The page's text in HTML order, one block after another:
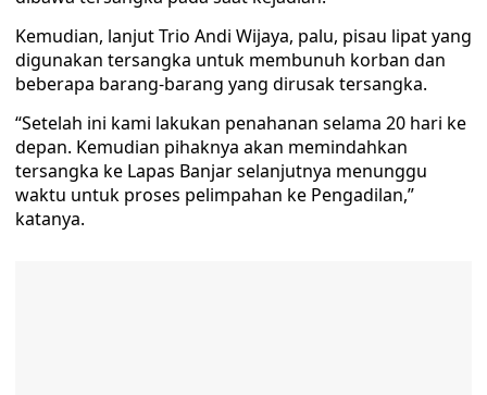
Kemudian, lanjut Trio Andi Wijaya, palu, pisau lipat yang
digunakan tersangka untuk membunuh korban dan
beberapa barang-barang yang dirusak tersangka.
“Setelah ini kami lakukan penahanan selama 20 hari ke
depan. Kemudian pihaknya akan memindahkan
tersangka ke Lapas Banjar selanjutnya menunggu
waktu untuk proses pelimpahan ke Pengadilan,”
katanya.